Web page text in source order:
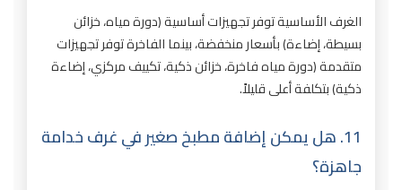
الغرف الأساسية توفر تجهيزات أساسية (دورة مياه، خزائن
بسيطة، إضاءة) بأسعار منخفضة، بينما الفاخرة توفر تجهيزات
متقدمة (دورة مياه فاخرة، خزائن ذكية، تكييف مركزي، إضاءة
ذكية) بتكلفة أعلى قليلاً.
11. هل يمكن إضافة مطبخ صغير في غرف خدامة
جاهزة؟